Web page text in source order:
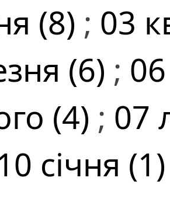
(8) ; 03
(6) ;
(4) ; 07
січня